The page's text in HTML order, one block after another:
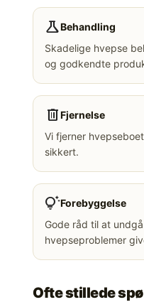
scienceBehandling
Skadelige hvepse
og godkendte
deleteFjernelse
Vi fjerner
sikkert.
tips_and_updatesForebyggelse
Gode råd til at
hvepseproblemer
Ofte stillede